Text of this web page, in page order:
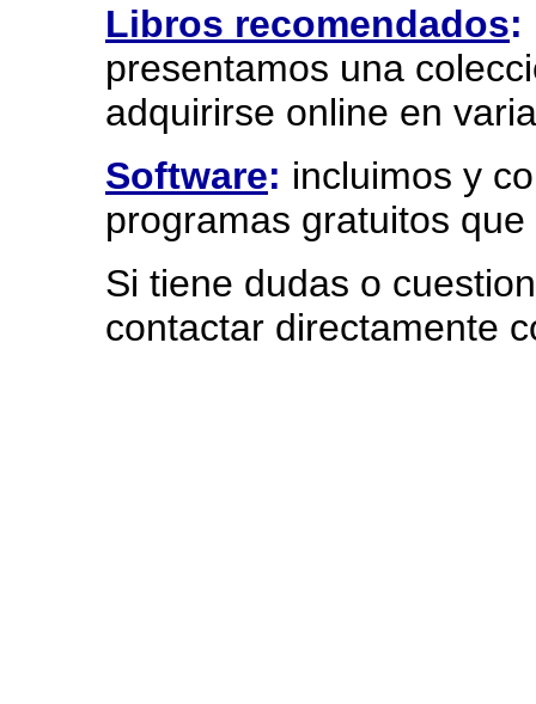
Libros recomendados:
presentamos una
adquirirse online en
Software: incluimos y
programas gratuitos
Si tiene dudas o
contactar directamente